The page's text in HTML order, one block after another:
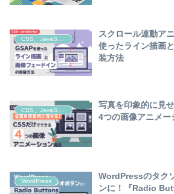
CSS、JavaScript
スクロール連動ア
使ったライン描画
装方法
写真を印象的に見
4つの画像アニメー
WordPress
WordPressのタク
ンに！『Radio